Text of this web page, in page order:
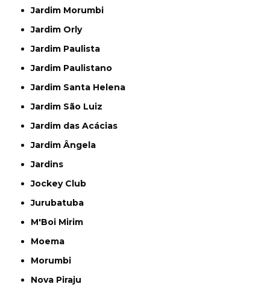
Jardim Morumbi
Jardim Orly
Jardim Paulista
Jardim Paulistano
Jardim Santa Helena
Jardim São Luiz
Jardim das Acácias
Jardim Ângela
Jardins
Jockey Club
Jurubatuba
M'Boi Mirim
Moema
Morumbi
Nova Piraju